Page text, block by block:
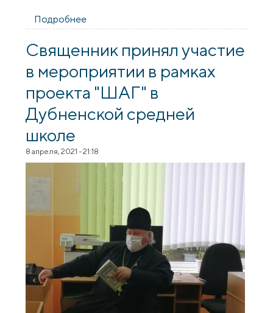
Подробнее
Священник принял участие
в мероприятии в рамках
проекта "ШАГ" в
Дубненской средней
школе
8 апреля, 2021 - 21:18